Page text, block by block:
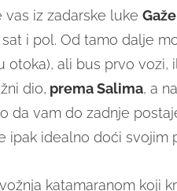
vas iz zadarske luke
i pol. Od tamo dalje
otoka), ali bus prvo vozi,
dio, prema Salima, a
da vam do zadnje
ipak idealno doći svojim
katamaranom koji